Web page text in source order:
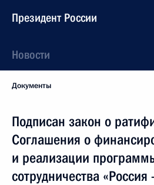
Президент России
Новости
Документы
Подписан закон о
Соглашения о
и реализации
сотрудничества «Россия